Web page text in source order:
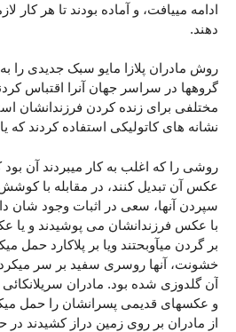
ادامه مییافت، و آماده بودند تا هر کار
دهند.
روش مادران پلازا مایو سبک جدیدی را
گروهها در سراسر جهان آنرا اقتباس
مختلفی برای زنده کردن فرزندانشان
نشانه های کاتولیکی استفاده کردند که
روشی را که اغلب به کار میبردند آن بود
عکس آن تبدیل کنند، در مقابله با
سپردن آنها، سعی در اثبات وجود شان
با عکس فرزندانشان می پوشیدند و یا
بر گردن میآوبحتند ویا بر پلاکارد حمل
خشونت، آنها روسری سفید بر سر
آن گلدوزی شده بود. مادران
و عکسهای قدیمی پسرانشان را حمل
از مادران بر روی زمین دراز کشیدند در